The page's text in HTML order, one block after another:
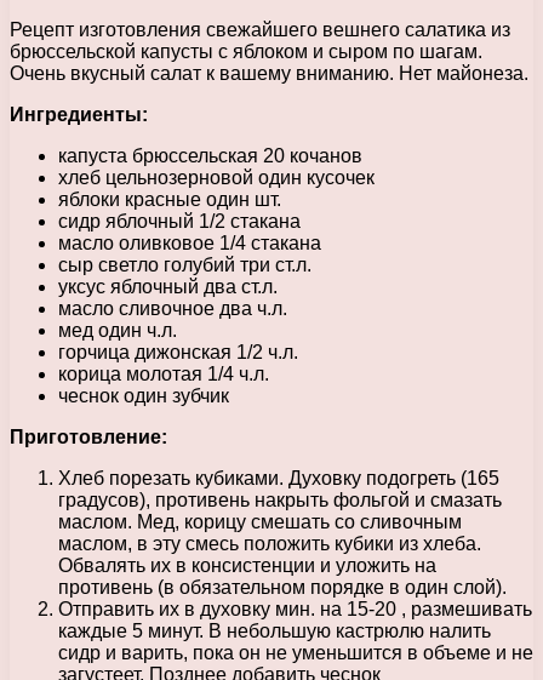
Рецепт изготовления свежайшего вешнего салатика из
брюссельской капусты с яблоком и сыром по шагам.
Очень вкусный салат к вашему вниманию. Нет майонеза.
Ингредиенты:
капуста брюссельская 20 кочанов
хлеб цельнозерновой один кусочек
яблоки красные один шт.
сидр яблочный 1/2 стакана
масло оливковое 1/4 стакана
сыр светло голубий три ст.л.
уксус яблочный два ст.л.
масло сливочное два ч.л.
мед один ч.л.
горчица дижонская 1/2 ч.л.
корица молотая 1/4 ч.л.
чеснок один зубчик
Приготовление:
Хлеб порезать кубиками. Духовку подогреть (165
градусов), противень накрыть фольгой и смазать
маслом. Мед, корицу смешать со сливочным
маслом, в эту смесь положить кубики из хлеба.
Обвалять их в консистенции и уложить на
противень (в обязательном порядке в один слой).
Отправить их в духовку мин. на 15-20 , размешивать
каждые 5 минут. В небольшую кастрюлю налить
сидр и варить, пока он не уменьшится в объеме и не
загустеет. Позднее добавить чеснок